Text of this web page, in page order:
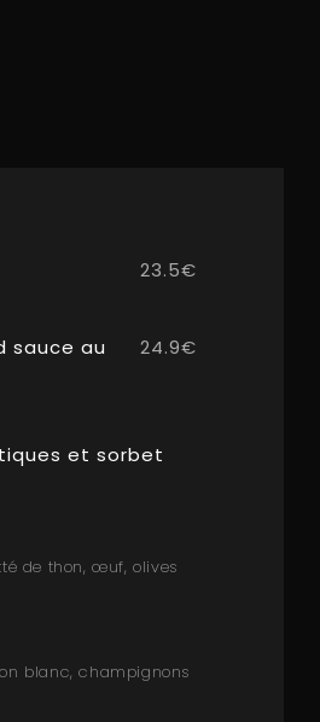
23.5€
sauce au
24.9€
et sorbet
de thon, œuf, olives
blanc, champignons